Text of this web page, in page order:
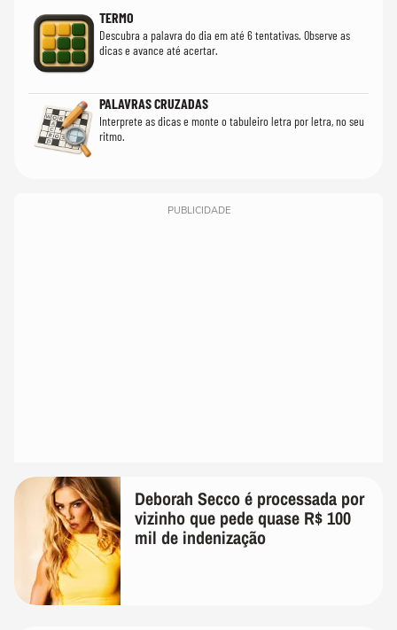
TERMO
Descubra a palavra do dia em até 6 tentativas. Observe as
dicas e avance até acertar.
PALAVRAS CRUZADAS
Interprete as dicas e monte o tabuleiro letra por letra, no seu
ritmo.
PUBLICIDADE
Deborah Secco é processada por
vizinho que pede quase R$ 100
mil de indenização